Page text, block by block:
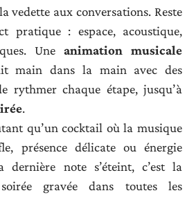
vedette aux conversations. Reste
pratique : espace, acoustique,
Une animation musicale
main dans la main avec des
rythmer chaque étape, jusqu’à
.
qu’un cocktail où la musique
présence délicate ou énergie
dernière note s’éteint, c’est la
gravée dans toutes les